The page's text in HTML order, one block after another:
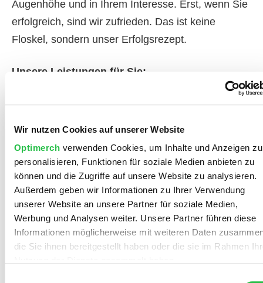
Wir nutzen Cookies auf unserer Website
Optimerchverwenden Cookies, um Inhalte und Anzeigen zu
personalisieren, Funktionen für soziale Medien anbieten zu
können und die Zugriffe auf unsere Website zu analysieren.
Außerdem geben wir Informationen zu Ihrer Verwendung
unserer Website an unsere Partner für soziale Medien,
Werbung und Analysen weiter. Unsere Partner führen diese
Informationen möglicherweise mit weiteren Daten
die Sie ihnen bereitgestellt haben oder die sie im Rahmen
Augenhöhe und in Ihrem Interesse. Erst, wenn Sie
erfolgreich, sind wir zufrieden. Das ist keine
Floskel, sondern unser Erfolgsrezept.
Unsere Leistungen für Sie:
Projekt Interview und Website-Check:
Analysen zu allen Faktoren, die das Ranking
beeinflussen, inklusive der
Suchbegriffsanalyse mit relevanten Keywords
Contenterstellung zu ausgewählten
Suchbegriffen: zielgruppengerecht, fehlerfrei
und nach SEO-Kriterien